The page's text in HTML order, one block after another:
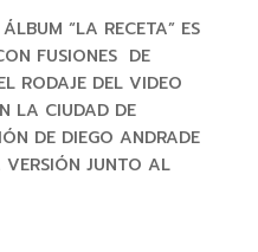
“LA RECETA” ES
FUSIONES DE
RODAJE DEL VIDEO
LA CIUDAD DE
DE DIEGO ANDRADE
VERSIÓN JUNTO AL